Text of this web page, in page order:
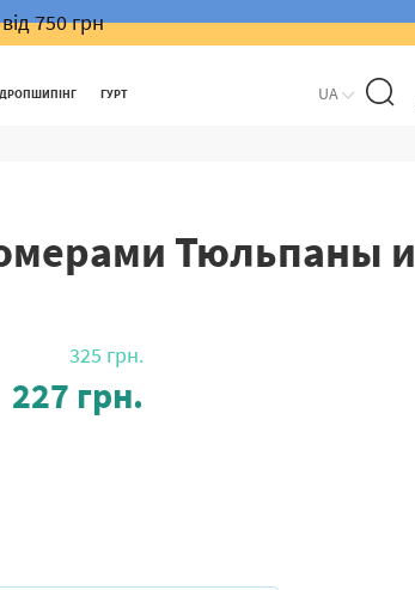
750 грн
ДРОПШИПІНГ ГУРТ UA
Тюльпаны и
325 грн.
227 грн.